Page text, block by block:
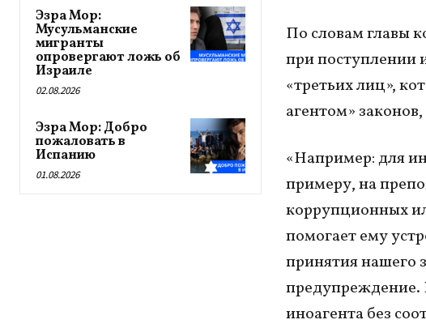
Эзра Мор:
Мусульманские
мигранты
опровергают ложь об
Израиле
02.08.2026
Эзра Мор: Добро
пожаловать в
Испанию
01.08.2026
По словам главы
при поступлении
«третьих лиц»,
агентом»
«Например: для
примеру, на
коррупционных
помогает ему
принятия нашего
предупреждение.
иноагента без